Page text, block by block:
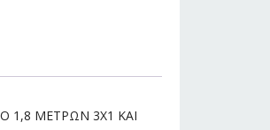
1,8 ΜΕΤΡΩΝ 3Χ1 ΚΑΙ